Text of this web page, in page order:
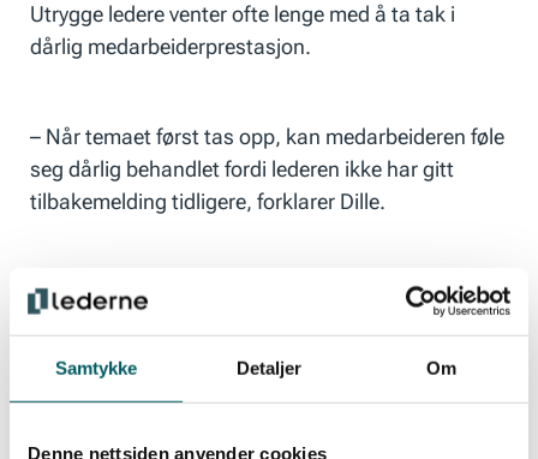
Samtykke Detaljer Om
Denne nettsiden anvender cookies
Utrygge ledere venter ofte lenge med å ta tak i
dårlig medarbeiderprestasjon.
– Når temaet først tas opp, kan medarbeideren føle
seg dårlig behandlet fordi lederen ikke har gitt
tilbakemelding tidligere, forklarer Dille.
I slike situasjoner trekkes ofte kollegaer inn, noe
som kan svekke arbeidsmiljøet, tilliten til ledelsen,
motivasjonen og leveransene.
Dille mener at dette kan være ekstra utfordrende